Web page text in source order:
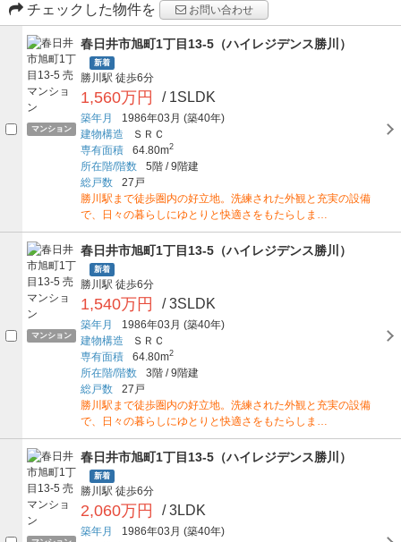
チェックした物件を
お問い合わせ
マンション
春日井市旭町1丁目13-5（ハイレジデンス勝川）
新着
勝川駅 徒歩6分
1,560万円 / 1SLDK
築年月 1986年03月 (築40年)
建物構造
ＳＲＣ
専有面積
64.80m2
所在階/階数 5階 /9階建
総戸数
27戸
勝川駅まで徒歩圏内の好立地。洗練された外観と充実の設備
で、日々の暮らしにゆとりと快適さをもたらしま…
マンション
春日井市旭町1丁目13-5（ハイレジデンス勝川）
新着
勝川駅 徒歩6分
1,540万円 / 3SLDK
築年月 1986年03月 (築40年)
建物構造
ＳＲＣ
専有面積
64.80m2
所在階/階数 3階 /9階建
総戸数
27戸
勝川駅まで徒歩圏内の好立地。洗練された外観と充実の設備
で、日々の暮らしにゆとりと快適さをもたらしま…
春日井市旭町1丁目13-5（ハイレジデンス勝川）
新着
勝川駅 徒歩6分
2,060万円 / 3LDK
築年月 1986年03月 (築40年)